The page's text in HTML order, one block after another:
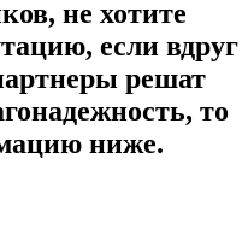
не хотите
если вдруг
решат
то
ниже.